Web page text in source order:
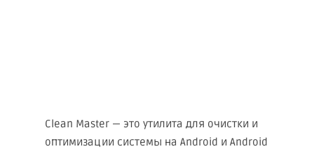
Clean Master — это утилита для очистки и
оптимизации системы на Android и Android